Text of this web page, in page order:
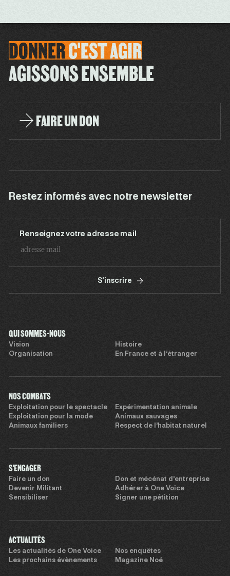
DONNERC'ESTAGIR
AGISSONS ENSEMBLE
FAIRE UN DON
Restez informés avec notre newsletter
Renseignez votre adresse mail
S'inscrire
QUI SOMMES-NOUS
Vision
Histoire
Organisation
En France et à l’étranger
NOS COMBATS
Exploitation pour le spectacle
Expérimentation animale
Exploitation pour la mode
Animaux sauvages
Animaux familiers
Respect de l’habitat naturel
S'ENGAGER
Faire un don
Don et mécénat d’entreprise
Devenir Militant
Adhérer à One Voice
Sensibiliser
Signer une pétition
ACTUALITÉS
Les actualités de One Voice
Nos enquêtes
Les prochains évènements
Magazine Noé